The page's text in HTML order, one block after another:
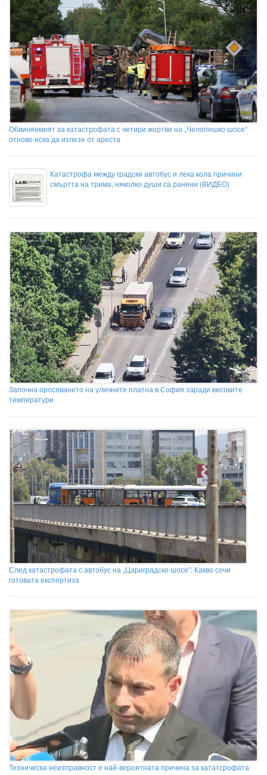
Обвиняемият за катастрофата с четири жертви на „Челопешко шосе“
отново иска да излезе от ареста
Катастрофа между градски автобус и лека кола причини
смъртта на трима, няколко души са ранени (ВИДЕО)
Започна оросяването на уличните платна в София заради високите
температури
След катастрофата с автобус на „Цариградско шосе”: Какво сочи
готовата експертиза
Техническа неизправност е най-вероятната причина за кататсрофата